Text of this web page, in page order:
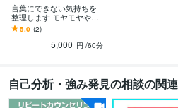
VBA:4年HTML:3年Google Apps Script:2年
ビジネス・クリエイティブツール
Access:5年Excel:25年Google サイト:2年
Adobe Illustrator:15年
言葉にできない気持ちを
整理します モヤモヤや不
安を言語化するお手伝い
5.0 (2)
5,000 円 /60分
自己分析・強み発見の相談の関